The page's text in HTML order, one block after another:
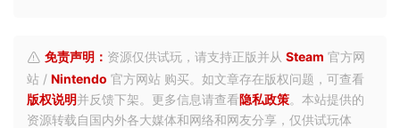
免责声明： 资源仅供试玩，请支持正版并从 Steam 官方网
站 / Nintendo 官方网站 购买。如文章存在版权问题，可查看
版权说明并反馈下架。更多信息请查看隐私政策。本站提供的
资源转载自国内外各大媒体和网络和网友分享，仅供试玩体